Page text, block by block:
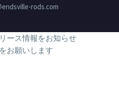
rods.com
ース情報をお知らせ
お願いします